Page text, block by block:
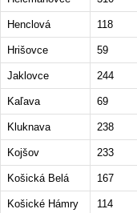
Henclová 118
Hrišovce 59
Jaklovce 244
Kaľava 69
Kluknava 238
Kojšov 233
Košická Belá 167
Košické Hámry 114